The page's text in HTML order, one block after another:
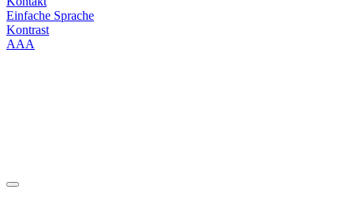
Einfache Sprache
Kontrast
AAA